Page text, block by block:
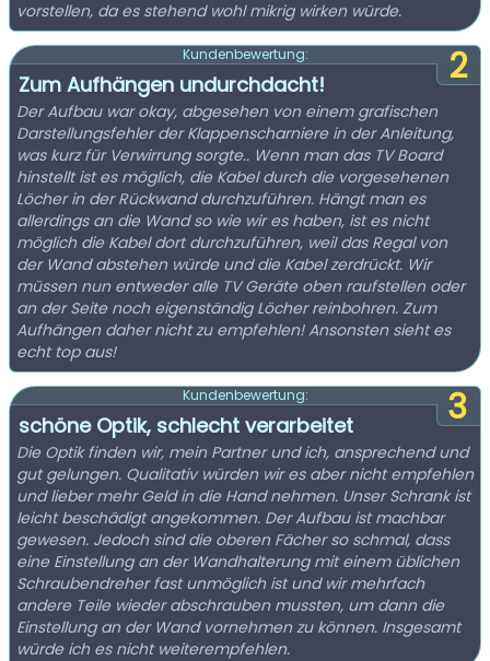
vorstellen, da es stehend wohl mikrig wirken würde.
2
Kundenbewertung:
Zum Aufhängen undurchdacht!
Der Aufbau war okay, abgesehen von einem grafischen
Darstellungsfehler der Klappenscharniere in der Anleitung,
was kurz für Verwirrung sorgte.. Wenn man das TV Board
hinstellt ist es möglich, die Kabel durch die vorgesehenen
Löcher in der Rückwand durchzuführen. Hängt man es
allerdings an die Wand so wie wir es haben, ist es nicht
möglich die Kabel dort durchzuführen, weil das Regal von
der Wand abstehen würde und die Kabel zerdrückt. Wir
müssen nun entweder alle TV Geräte oben raufstellen oder
an der Seite noch eigenständig Löcher reinbohren. Zum
Aufhängen daher nicht zu empfehlen! Ansonsten sieht es
echt top aus!
3
Kundenbewertung:
schöne Optik, schlecht verarbeitet
Die Optik finden wir, mein Partner und ich, ansprechend und
gut gelungen. Qualitativ würden wir es aber nicht empfehlen
und lieber mehr Geld in die Hand nehmen. Unser Schrank ist
leicht beschädigt angekommen. Der Aufbau ist machbar
gewesen. Jedoch sind die oberen Fächer so schmal, dass
eine Einstellung an der Wandhalterung mit einem üblichen
Schraubendreher fast unmöglich ist und wir mehrfach
andere Teile wieder abschrauben mussten, um dann die
Einstellung an der Wand vornehmen zu können. Insgesamt
würde ich es nicht weiterempfehlen.